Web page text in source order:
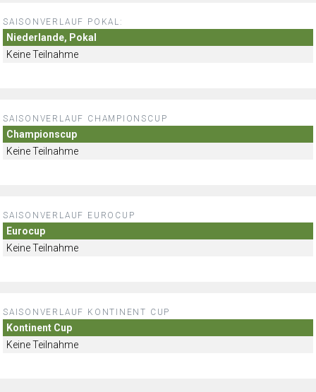
SAISONVERLAUF POKAL:
Niederlande, Pokal
Keine Teilnahme
SAISONVERLAUF CHAMPIONSCUP
Championscup
Keine Teilnahme
SAISONVERLAUF EUROCUP
Eurocup
Keine Teilnahme
SAISONVERLAUF KONTINENT CUP
Kontinent Cup
Keine Teilnahme